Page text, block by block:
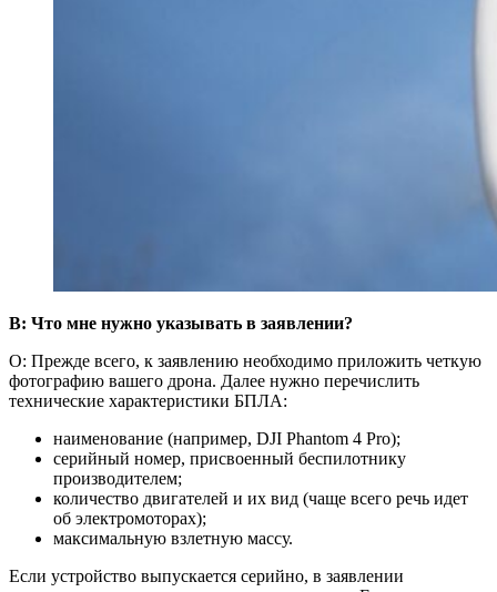
В: Что мне нужно указывать в заявлении?
О: Прежде всего, к заявлению необходимо приложить четкую
фотографию вашего дрона. Далее нужно перечислить
технические характеристики БПЛА:
наименование (например, DJI Phantom 4 Pro);
серийный номер, присвоенный беспилотнику
производителем;
количество двигателей и их вид (чаще всего речь идет
об электромоторах);
максимальную взлетную массу.
Если устройство выпускается серийно, в заявлении